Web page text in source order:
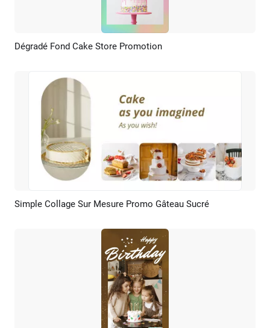
Aperçu Créer IA
Dégradé Fond Cake Store Promotion
Aperçu Créer IA
Simple Collage Sur Mesure Promo Gâteau Sucré